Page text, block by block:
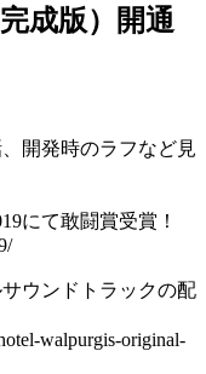
成版）開通
開発時のラフなど見
にて敢闘賞受賞！
ウンドトラックの配
walpurgis-original-